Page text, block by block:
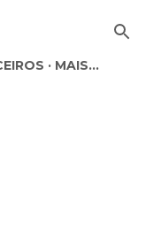
MAIS…